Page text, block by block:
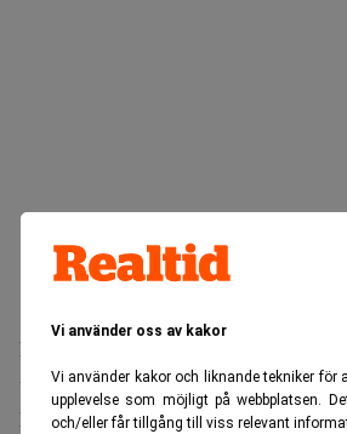
Vi använder oss av kakor
Vi använder kakor och liknande tekniker för
upplevelse som möjligt på webbplatsen.
och/eller får tillgång till viss relevant
Nordea lär vara intresserat av att köpa
verksamheten och det brittiska
Friends Provident sägs intressera sig